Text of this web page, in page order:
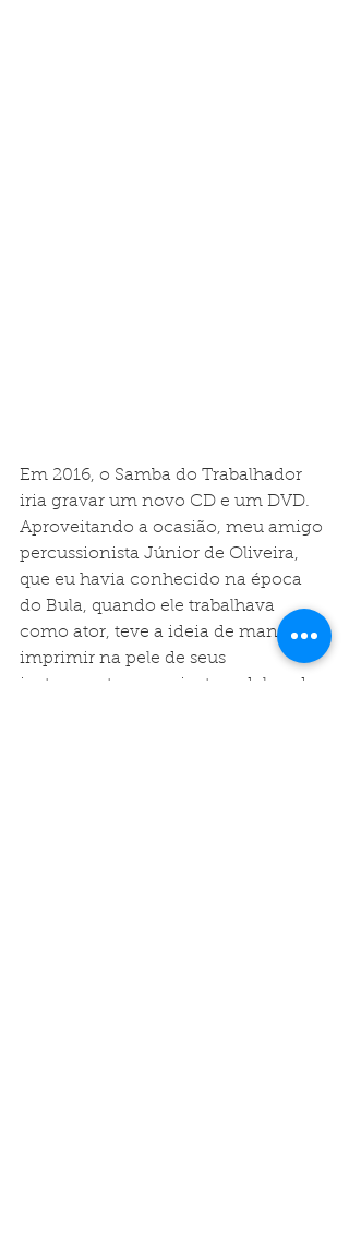
Em 2016, o Samba do Trabalhador
iria gravar um novo CD e um DVD.
Aproveitando a ocasião, meu amigo
percussionista Júnior de Oliveira,
que eu havia conhecido na época
do Bula, quando ele trabalhava
como ator, teve a ideia de mandar
imprimir na pele de seus
instrumentos, a caricatura dele e de